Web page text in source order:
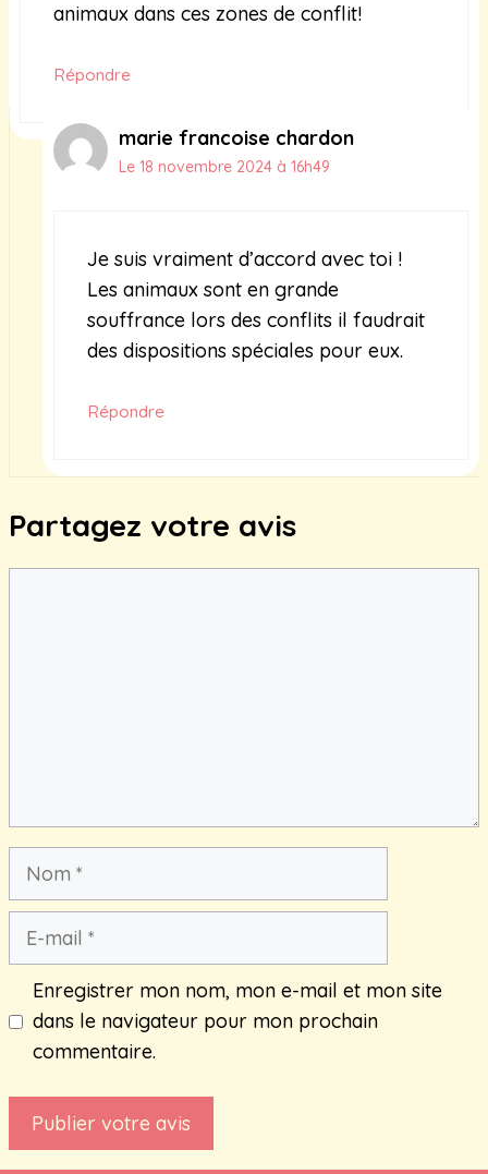
animaux dans ces zones de conflit!
Répondre
marie francoise chardon
Le 18 novembre 2024 à 16h49
Je suis vraiment d’accord avec toi !
Les animaux sont en grande
souffrance lors des conflits il faudrait
des dispositions spéciales pour eux.
Répondre
Partagez votre avis
Nom
Enregistrer mon nom, mon e-mail et mon site
dans le navigateur pour mon prochain
commentaire.